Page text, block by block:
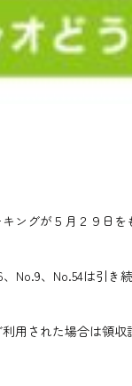
ングが５月２９日を
No.9、No.54は引き
用された場合は領収